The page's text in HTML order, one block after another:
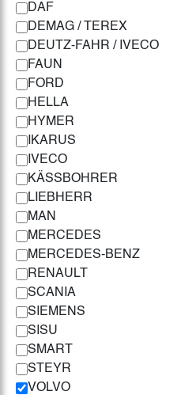
DAF
DEMAG / TEREX
DEUTZ-FAHR / IVECO
FAUN
FORD
HELLA
HYMER
IKARUS
IVECO
KÄSSBOHRER
LIEBHERR
MAN
MERCEDES
MERCEDES-BENZ
RENAULT
SCANIA
SIEMENS
SISU
SMART
STEYR
VOLVO